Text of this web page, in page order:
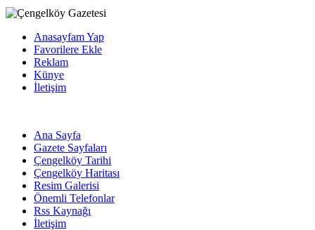
Anasayfam Yap
Favorilere Ekle
Reklam
Künye
İletişim
Ana Sayfa
Gazete Sayfaları
Çengelköy Tarihi
Çengelköy Haritası
Resim Galerisi
Önemli Telefonlar
Rss Kaynağı
İletişim